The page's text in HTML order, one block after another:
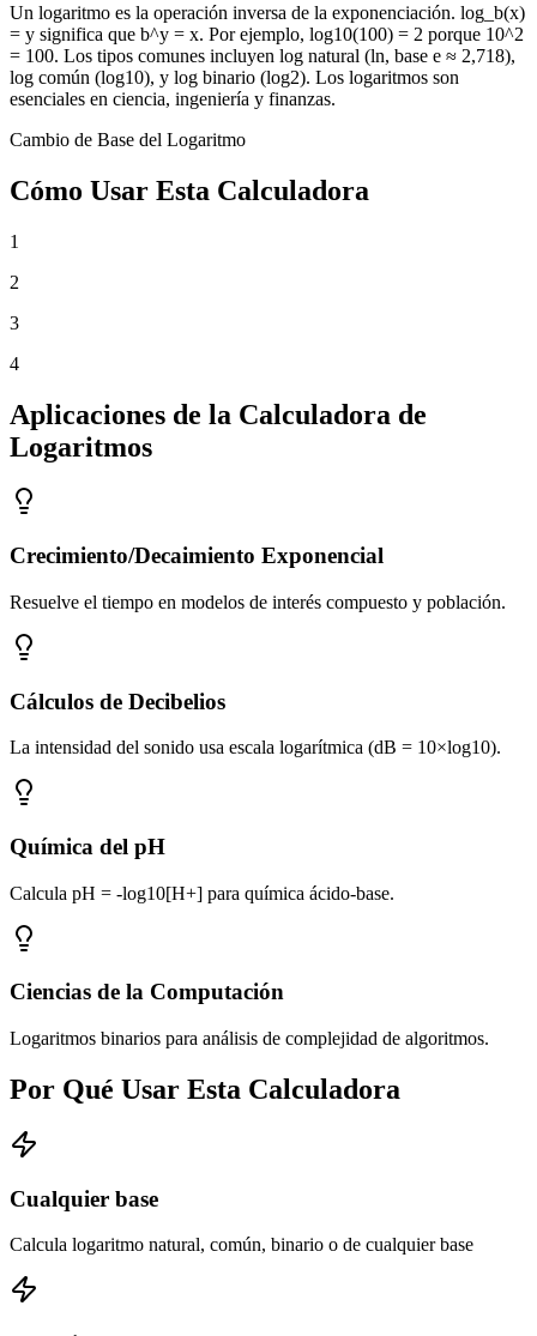
Un logaritmo es la operación inversa de la exponenciación. log_b(x)
= y significa que b^y = x. Por ejemplo, log10(100) = 2 porque 10^2
= 100. Los tipos comunes incluyen log natural (ln, base e ≈ 2,718),
log común (log10), y log binario (log2). Los logaritmos son
esenciales en ciencia, ingeniería y finanzas.
Cambio de Base del Logaritmo
Cómo Usar Esta Calculadora
1
2
3
4
Aplicaciones de la Calculadora de
Logaritmos
Crecimiento/Decaimiento Exponencial
Resuelve el tiempo en modelos de interés compuesto y población.
Cálculos de Decibelios
La intensidad del sonido usa escala logarítmica (dB = 10×log10).
Química del pH
Calcula pH = -log10[H+] para química ácido-base.
Ciencias de la Computación
Logaritmos binarios para análisis de complejidad de algoritmos.
Por Qué Usar Esta Calculadora
Cualquier base
Calcula logaritmo natural, común, binario o de cualquier base